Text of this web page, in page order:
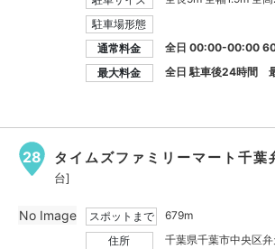
駐車場形態
通常料金
全日 00:00-00:00
最大料金
全日 駐車後24時間
28 タイムズファミリーマート千葉
台]
スポットまで
679m
住所
千葉県千葉市中央区
No Image